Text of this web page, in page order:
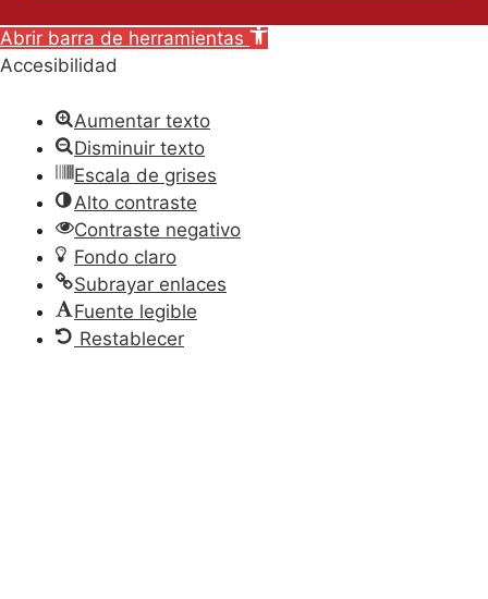
Abrir barra de herramientas
Accesibilidad
Aumentar texto
Disminuir texto
Escala de grises
Alto contraste
Contraste negativo
Fondo claro
Subrayar enlaces
Fuente legible
Restablecer